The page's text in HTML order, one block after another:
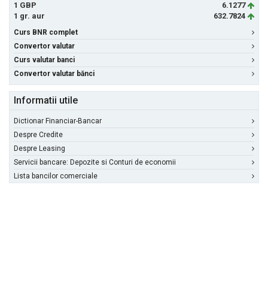
1 GBP
6.1277
1 gr. aur
632.7824
Curs BNR complet
Convertor valutar
Curs valutar banci
Convertor valutar bănci
Informatii utile
Dictionar Financiar-Bancar
Despre Credite
Despre Leasing
Servicii bancare: Depozite si Conturi de economii
Lista bancilor comerciale